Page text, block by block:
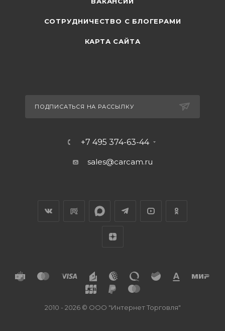
СОТРУДНИЧЕСТВО С БЛОГЕРАМИ
КАРТА САЙТА
ПОДПИСАТЬСЯ НА РАССЫЛКУ
+7 495 374-63-44
sales@carcam.ru
2010 - 2026 © ООО "Интернет Торговля"